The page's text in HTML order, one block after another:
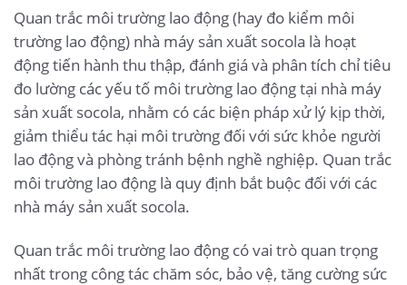
Quan trắc môi trường lao động (hay đo kiểm môi
trường lao động) nhà máy sản xuất socola là hoạt
động tiến hành thu thập, đánh giá và phân tích chỉ tiêu
đo lường các yếu tố môi trường lao động tại nhà máy
sản xuất socola, nhằm có các biện pháp xử lý kịp thời,
giảm thiểu tác hại môi trường đối với sức khỏe người
lao động và phòng tránh bệnh nghề nghiệp. Quan trắc
môi trường lao động là quy định bắt buộc đối với các
nhà máy sản xuất socola.
Quan trắc môi trường lao động có vai trò quan trọng
nhất trong công tác chăm sóc, bảo vệ, tăng cường sức